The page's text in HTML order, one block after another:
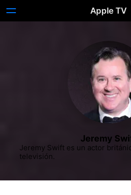
Apple TV
Jeremy
Jeremy Swift es un actor
televisión. ​